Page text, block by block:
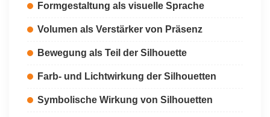
Formgestaltung als visuelle Sprache
Volumen als Verstärker von Präsenz
Bewegung als Teil der Silhouette
Farb- und Lichtwirkung der Silhouetten
Symbolische Wirkung von Silhouetten